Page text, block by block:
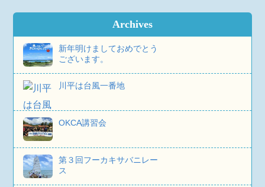
Archives
新年明けましておめでとう
ございます。
川平は台風一番地
OKCA講習会
第３回フーカキサバニレー
ス